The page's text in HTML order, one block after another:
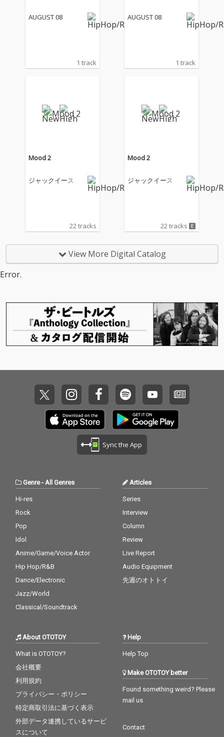
AUGUST 08
1 track
AUGUST 08
1 track
Mood 2
ジャックイース
22 tracks
Mood 2
ジャックイース
22 tracks
View More Digital Catalog
Error.
Sync the App
Genre- All Genres
Hi-res
Rock
Pop
Idol
Anime/Game/Voice Actor
Hip Hop/R&B
Dance/Electronic
Jazz/World
Classical/Soundtrack
Articles
Series
Interview
Column
Review
Live Report
Audio Equipment
先週のオトトイ
About OTOTOY
What is OTOTOY?
会社概要
利用規約
プライバシー・ポリシー
特定商取引法に基づく表示
外部データ連携しているサービ
スについて
Help
Help Top
Make OTOTOY better
Found something weird? Please
mail us
Contact